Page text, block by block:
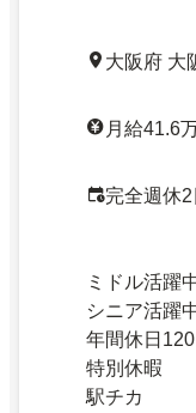
大阪府 大
月給41.6
完全週休2
ミドル活躍
シニア活躍
年間休日
特別休暇
駅チカ